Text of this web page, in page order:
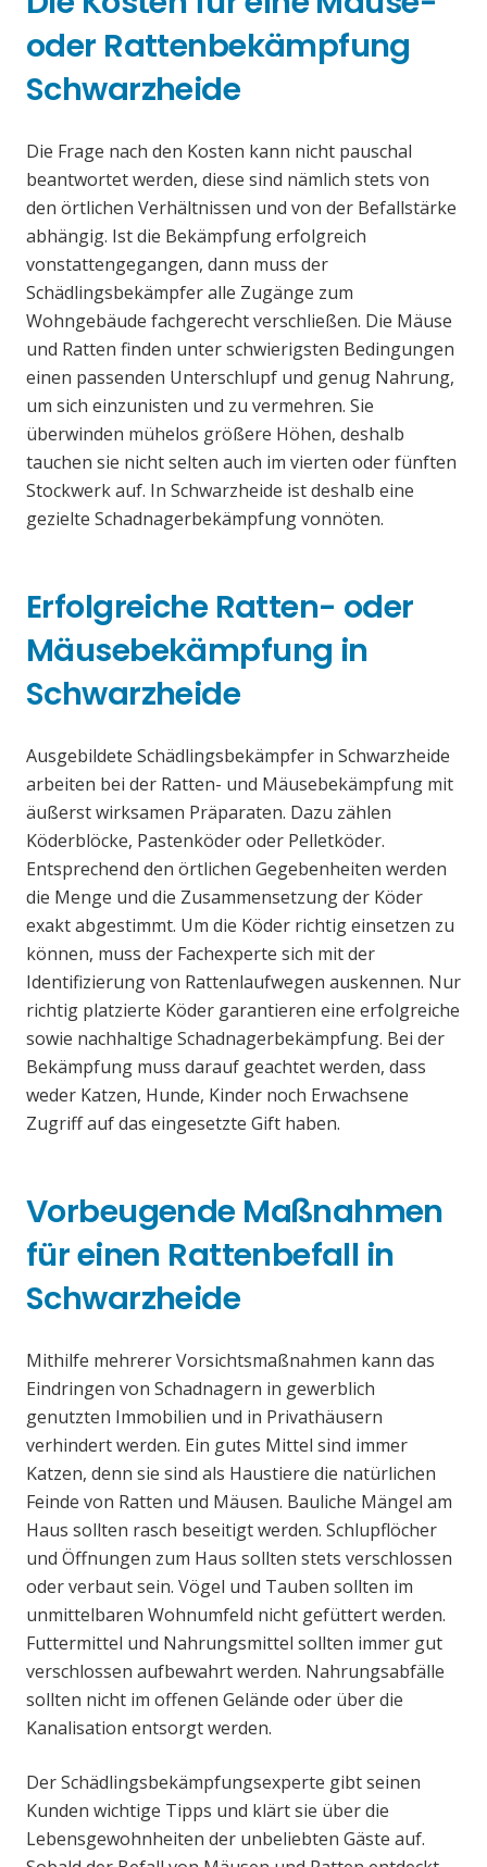
oder Rattenbekämpfung
Schwarzheide
Die Frage nach den Kosten kann nicht pauschal
beantwortet werden, diese sind nämlich stets von
den örtlichen Verhältnissen und von der Befallstärke
abhängig. Ist die Bekämpfung erfolgreich
vonstattengegangen, dann muss der
Schädlingsbekämpfer alle Zugänge zum
Wohngebäude fachgerecht verschließen. Die Mäuse
und Ratten finden unter schwierigsten Bedingungen
einen passenden Unterschlupf und genug Nahrung,
um sich einzunisten und zu vermehren. Sie
überwinden mühelos größere Höhen, deshalb
tauchen sie nicht selten auch im vierten oder fünften
Stockwerk auf. In Schwarzheide ist deshalb eine
gezielte Schadnagerbekämpfung vonnöten.
Erfolgreiche Ratten- oder
Mäusebekämpfung in
Schwarzheide
Ausgebildete Schädlingsbekämpfer in Schwarzheide
arbeiten bei der Ratten- und Mäusebekämpfung mit
äußerst wirksamen Präparaten. Dazu zählen
Köderblöcke, Pastenköder oder Pelletköder.
Entsprechend den örtlichen Gegebenheiten werden
die Menge und die Zusammensetzung der Köder
exakt abgestimmt. Um die Köder richtig einsetzen zu
können, muss der Fachexperte sich mit der
Identifizierung von Rattenlaufwegen auskennen. Nur
richtig platzierte Köder garantieren eine erfolgreiche
sowie nachhaltige Schadnagerbekämpfung. Bei der
Bekämpfung muss darauf geachtet werden, dass
weder Katzen, Hunde, Kinder noch Erwachsene
Zugriff auf das eingesetzte Gift haben.
Vorbeugende Maßnahmen
für einen Rattenbefall in
Schwarzheide
Mithilfe mehrerer Vorsichtsmaßnahmen kann das
Eindringen von Schadnagern in gewerblich
genutzten Immobilien und in Privathäusern
verhindert werden. Ein gutes Mittel sind immer
Katzen, denn sie sind als Haustiere die natürlichen
Feinde von Ratten und Mäusen. Bauliche Mängel am
Haus sollten rasch beseitigt werden. Schlupflöcher
und Öffnungen zum Haus sollten stets verschlossen
oder verbaut sein. Vögel und Tauben sollten im
unmittelbaren Wohnumfeld nicht gefüttert werden.
Futtermittel und Nahrungsmittel sollten immer gut
verschlossen aufbewahrt werden. Nahrungsabfälle
sollten nicht im offenen Gelände oder über die
Kanalisation entsorgt werden.
Der Schädlingsbekämpfungsexperte gibt seinen
Kunden wichtige Tipps und klärt sie über die
Lebensgewohnheiten der unbeliebten Gäste auf.